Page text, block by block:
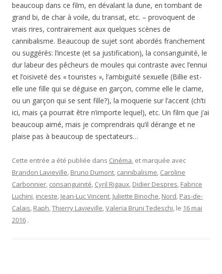
beaucoup dans ce film, en dévalant la dune, en tombant de
grand bi, de char à voile, du transat, etc. – provoquent de
vrais rires, contrairement aux quelques scènes de
cannibalisme. Beaucoup de sujet sont abordés franchement
ou suggérés: l’inceste (et sa justification), la consanguinité, le
dur labeur des pêcheurs de moules qui contraste avec l’ennui
et l’oisiveté des « touristes », l’ambiguïté sexuelle (Billie est-
elle une fille qui se déguise en garçon, comme elle le clame,
ou un garçon qui se sent fille?), la moquerie sur l’accent (ch’ti
ici, mais ça pourrait être n’importe lequel), etc. Un film que j’ai
beaucoup aimé, mais je comprendrais qu’il dérange et ne
plaise pas à beaucoup de spectateurs…
Cette entrée a été publiée dans Cinéma, et marquée avec
Brandon Lavieville, Bruno Dumont, cannibalisme, Caroline
Carbonnier, consanguinité, Cyril Rigaux, Didier Despres, Fabrice
Luchini, inceste, Jean-Luc Vincent, Juliette Binoche, Nord, Pas-de-
Calais, Raph,Thierry Lavieville,Valeria Bruni Tedeschi, le 16 mai
2016 .